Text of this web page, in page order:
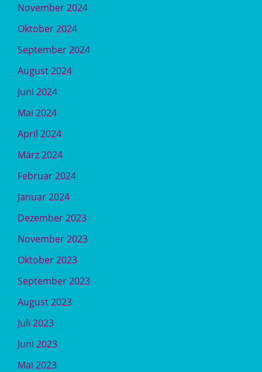
November 2024
Oktober 2024
September 2024
August 2024
Juni 2024
Mai 2024
April 2024
März 2024
Februar 2024
Januar 2024
Dezember 2023
November 2023
Oktober 2023
September 2023
August 2023
Juli 2023
Juni 2023
Mai 2023